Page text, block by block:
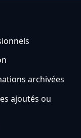
archivées
ajoutés ou